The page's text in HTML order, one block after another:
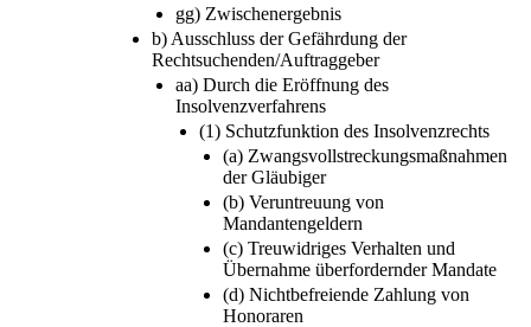
gg) Zwischenergebnis
b) Ausschluss der Gefährdung der
Rechtsuchenden/Auftraggeber
aa) Durch die Eröffnung des
Insolvenzverfahrens
(1) Schutzfunktion des Insolvenzrechts
(a) Zwangsvollstreckungsmaßnahmen
der Gläubiger
(b) Veruntreuung von
Mandantengeldern
(c) Treuwidriges Verhalten und
Übernahme überfordernder Mandate
(d) Nichtbefreiende Zahlung von
Honoraren